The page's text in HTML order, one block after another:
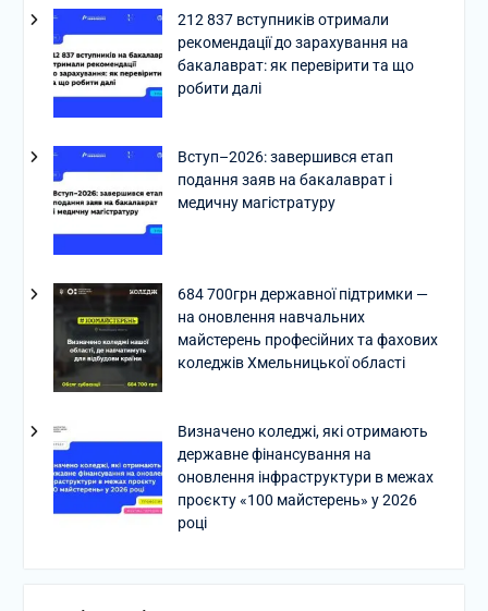
212 837 вступників отримали
рекомендації до зарахування на
бакалаврат: як перевірити та що
робити далі
Вступ–2026: завершився етап
подання заяв на бакалаврат і
медичну магістратуру
684 700грн державної підтримки —
на оновлення навчальних
майстерень професійних та фахових
коледжів Хмельницької області
Визначено коледжі, які отримають
державне фінансування на
оновлення інфраструктури в межах
проєкту «100 майстерень» у 2026
році